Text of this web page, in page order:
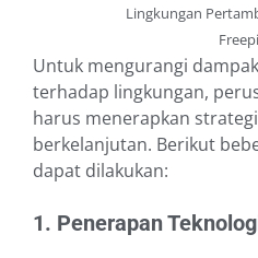
Lingkungan
Untuk mengurangi
terhadap lingkungan,
harus menerapkan
berkelanjutan. Berikut
dapat dilakukan:
1. Penerapan